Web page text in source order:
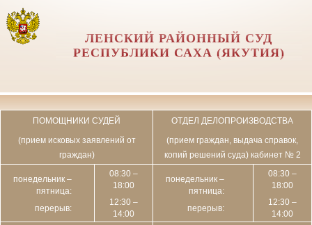
ЛЕНСКИЙ РАЙОННЫЙ СУД
РЕСПУБЛИКИ САХА (ЯКУТИЯ)
ПОМОЩНИКИ СУДЕЙ
(прием исковых заявлений от
граждан)
ОТДЕЛ ДЕЛОПРОИЗВОДСТВА
(прием граждан, выдача справок,
копий решений суда) кабинет № 2
понедельник –
пятница:
перерыв:
08:30 –
18:00
12:30 –
14:00
понедельник –
пятница:
перерыв:
08:30 –
18:00
12:30 –
14:00